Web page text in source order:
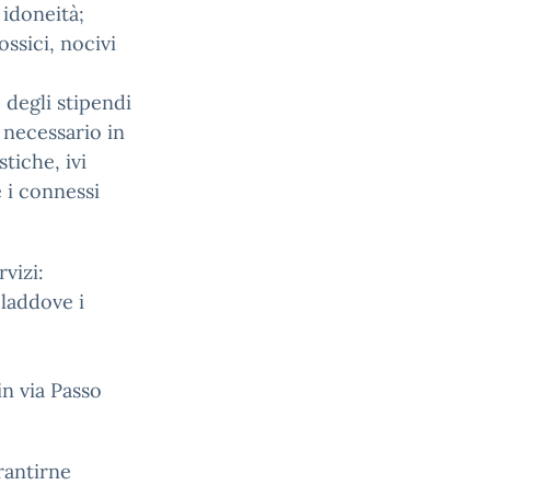
nocivi
degli stipendi
in
ivi
connessi
i
via Passo